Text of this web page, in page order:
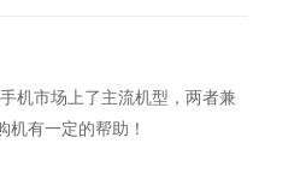
机市场上了主流机型，两者兼
有一定的帮助！